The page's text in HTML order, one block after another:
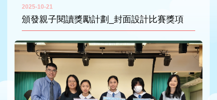
2025-10-21
頒發親子閱讀獎勵計劃_封面設計比賽獎項